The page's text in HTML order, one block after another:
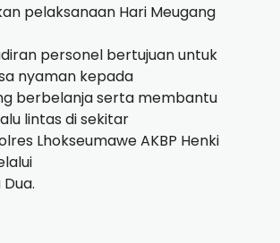
pelaksanaan Hari Meugang
personel bertujuan untuk
nyaman kepada
berbelanja serta membantu
lintas di sekitar
Lhokseumawe AKBP Henki